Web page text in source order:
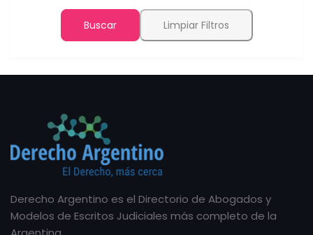
Buscar Limpiar Filtros
Derecho Argentino es el Directorio de Abogados y
Modelos de Escritos Judiciales más completo de la